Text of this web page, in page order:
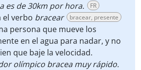
es de 30km por hora.
FR
el verbo bracear bracear, presente
persona que mueve los
en el agua para nadar, y no
que baje la velocidad.
olímpico bracea muy rápido.